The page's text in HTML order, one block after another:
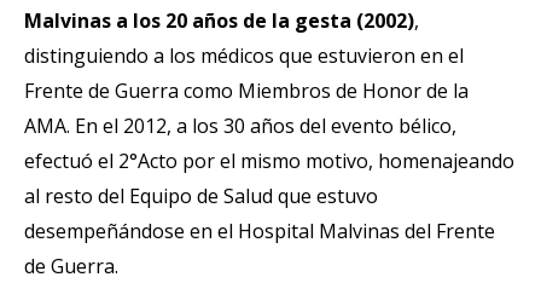
Malvinas a los 20 años de la gesta (2002),
distinguiendo a los médicos que estuvieron en el
Frente de Guerra como Miembros de Honor de la
AMA. En el 2012, a los 30 años del evento bélico,
efectuó el 2°Acto por el mismo motivo, homenajeando
al resto del Equipo de Salud que estuvo
desempeñándose en el Hospital Malvinas del Frente
de Guerra.